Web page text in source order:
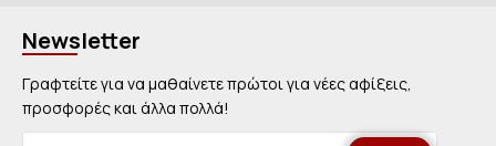
Newsletter
Γραφτείτε για να μαθαίνετε πρώτοι για νέες αφίξεις,
προσφορές και άλλα πολλά!